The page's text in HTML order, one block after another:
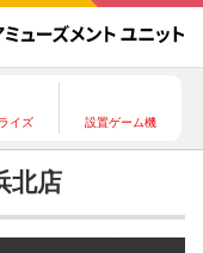
イズ 設置ゲーム機
北店